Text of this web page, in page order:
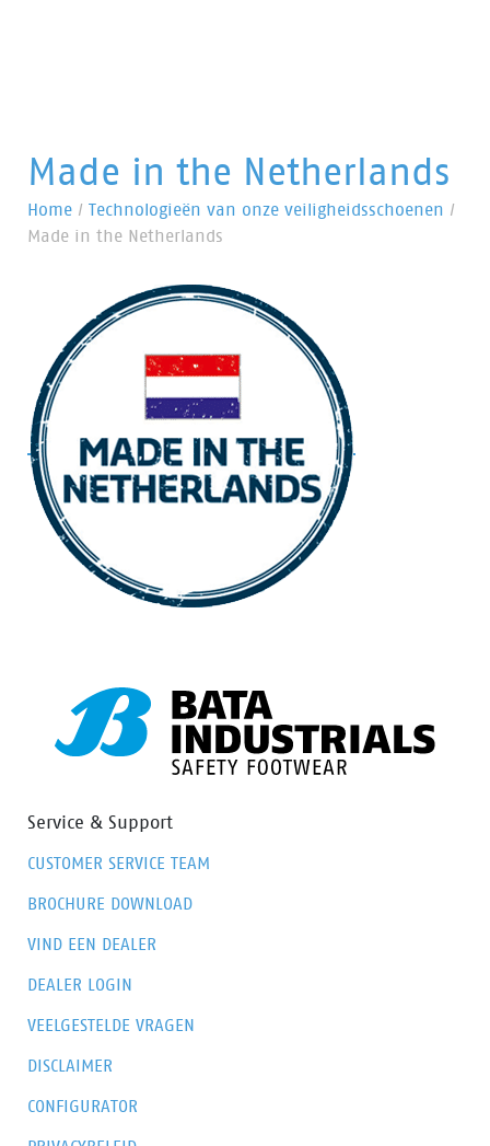
Made in the Netherlands
Home / Technologieën van onze veiligheidsschoenen /
Made in the Netherlands
Service & Support
CUSTOMER SERVICE TEAM
BROCHURE DOWNLOAD
VIND EEN DEALER
DEALER LOGIN
VEELGESTELDE VRAGEN
DISCLAIMER
CONFIGURATOR